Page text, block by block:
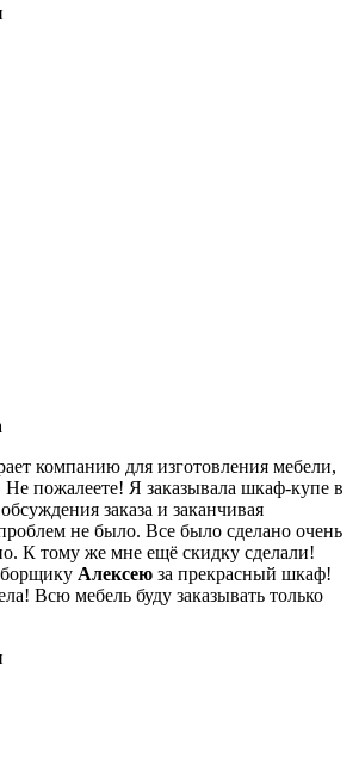
компанию для изготовления мебели,
пожалеете! Я заказывала шкаф-купе в
заказа и заканчивая
не было. Все было сделано очень
К тому же мне ещё скидку сделали!
Алексею за прекрасный шкаф!
Всю мебель буду заказывать только